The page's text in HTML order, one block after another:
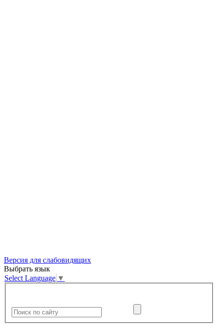
Версия для слабовидящих
Выбрать язык
Select Language ▼